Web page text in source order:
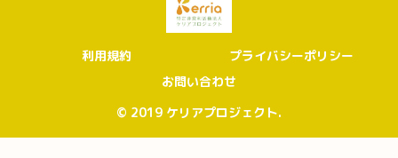
利用規約
プライバシーポリシー
お問い合わせ
© 2019 ケリアプロジェクト.